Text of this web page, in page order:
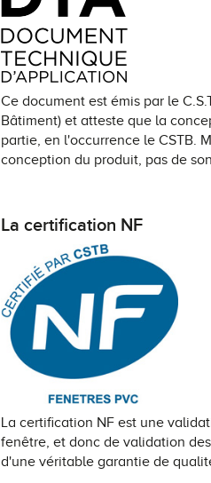
Ce document est émis par le
Bâtiment) et atteste que la
partie, en l'occurrence le CSTB.
conception du produit, pas de
La certification NF
La certification NF est une
fenêtre, et donc de validation
d'une véritable garantie de